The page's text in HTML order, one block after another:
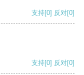
支持[0] 反对[0]
支持[0] 反对[0]